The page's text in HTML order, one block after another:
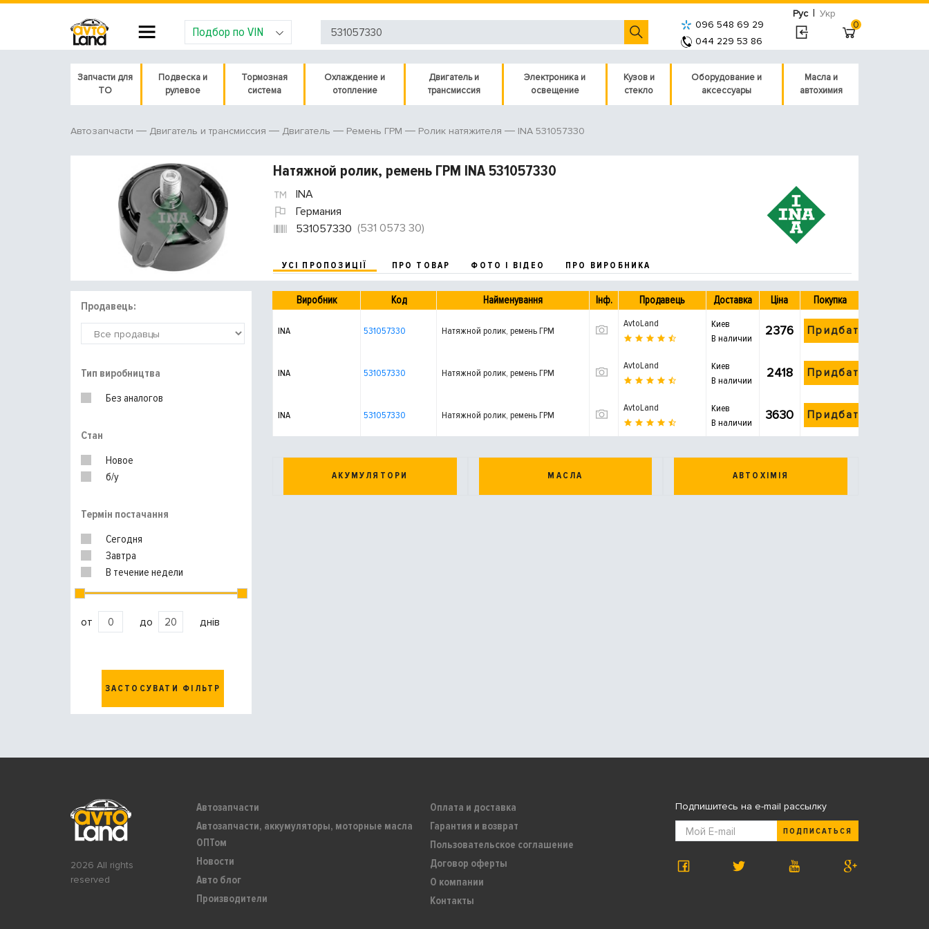
Рус | Укр
Подбор по VIN
096 548 69 29
044 229 53 86
0
Запчасти для
ТО
Подвеска и
рулевое
Тормозная
система
Охлаждение и
отопление
Двигатель и
трансмиссия
Электроника и
освещение
Кузов и
стекло
Оборудование и
аксессуары
Масла и
автохимия
Автозапчасти Двигатель и трансмиссия Двигатель Ремень ГРМ Ролик натяжителя INA 531057330
Натяжной ролик, ремень ГРМ INA 531057330
INA
Германия
531057330 (531 0573 30)
УСІ ПРОПОЗИЦІЇ ПРО ТОВАР ФОТО І ВІДЕО ПРО ВИРОБНИКА
Продавець:
Тип виробництва
Без аналогов
Стан
Новое
б/у
Термін постачання
Сегодня
Завтра
В течение недели
от до днів
ЗАСТОСУВАТИ ФІЛЬТР
Виробник Код Найменування Інф. Продавець Доставка Ціна Покупка
INA 531057330 Натяжной ролик, ремень ГРМ
AvtoLand
Киев
В наличии
2376 Придбати
INA 531057330 Натяжной ролик, ремень ГРМ
AvtoLand
Киев
В наличии
2418 Придбати
INA 531057330 Натяжной ролик, ремень ГРМ
AvtoLand
Киев
В наличии
3630 Придбати
АКУМУЛЯТОРИ МАСЛА АВТОХІМІЯ
2026 All rights
reserved
Автозапчасти
Автозапчасти, аккумуляторы, моторные масла
ОПТом
Новости
Авто блог
Производители
Оплата и доставка
Гарантия и возврат
Пользовательское соглашение
Договор оферты
О компании
Контакты
Подпишитесь на e-mail рассылку
ПОДПИСАТЬСЯ